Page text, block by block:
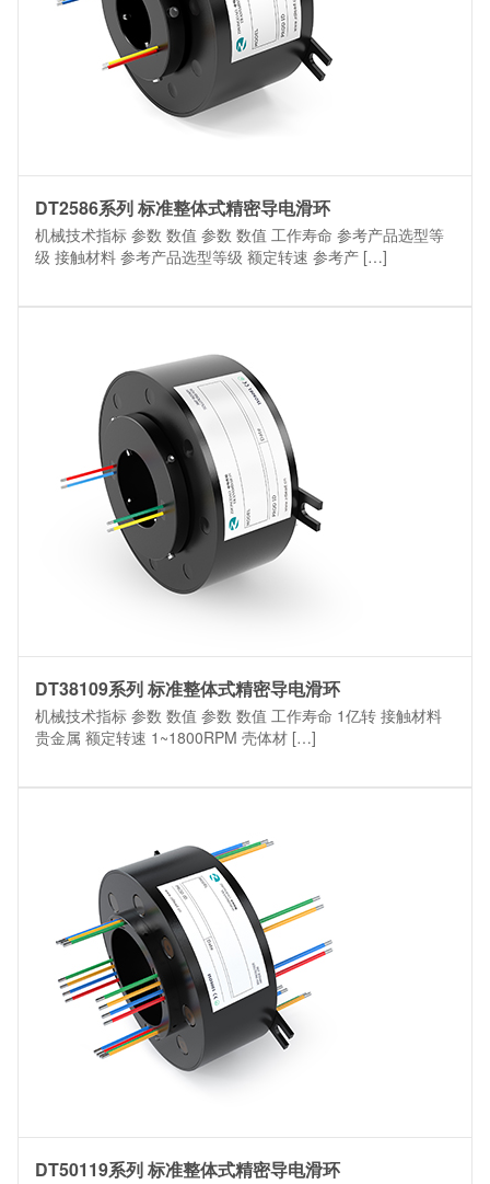
DT2586系列 标准整体式精密导电滑环
机械技术指标 参数 数值 参数 数值 工作寿命 参考产品选型等
级 接触材料 参考产品选型等级 额定转速 参考产 […]
DT38109系列 标准整体式精密导电滑环
机械技术指标 参数 数值 参数 数值 工作寿命 1亿转 接触材料
贵金属 额定转速 1~1800RPM 壳体材 […]
DT50119系列 标准整体式精密导电滑环